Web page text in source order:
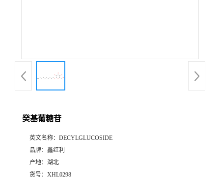
癸基葡糖苷
英文名称： DECYLGLUCOSIDE
品牌： 鑫红利
产地： 湖北
货号： XHL0298